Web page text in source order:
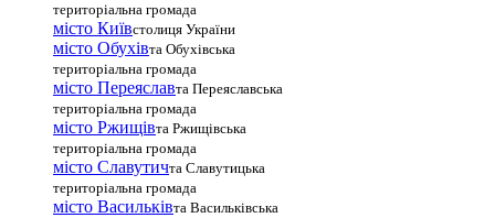
територіальна громада
місто Київстолиця України
місто Обухівта Обухівська
територіальна громада
місто Переяславта Переяславська
територіальна громада
місто Ржищівта Ржищівська
територіальна громада
місто Славутичта Славутицька
територіальна громада
місто Василькiвта Васильківська